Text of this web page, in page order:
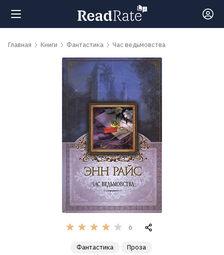
Поиск
обсуждаемые
Главная Книги Фантастика Час ведьмовства
6
Фантастика Проза